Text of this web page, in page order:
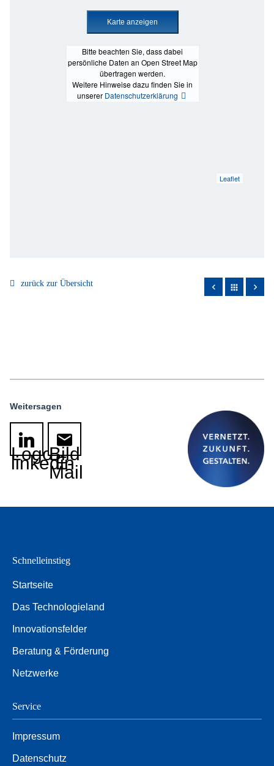
Bitte beachten Sie, dass dabei
persönliche Daten an Open Street Map
übertragen werden.
Weitere Hinweise dazu finden Sie in
unserer Datenschutzerklärung
Leaflet
zurück zur Übersicht apps
Weitersagen
Logo
linkedin
Bild
E-
Mail
Schnelleinstieg
Startseite
Das Technologieland
Innovationsfelder
Beratung & Förderung
Netzwerke
Service
Impressum
Datenschutz